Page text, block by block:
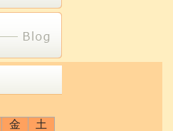
金
土